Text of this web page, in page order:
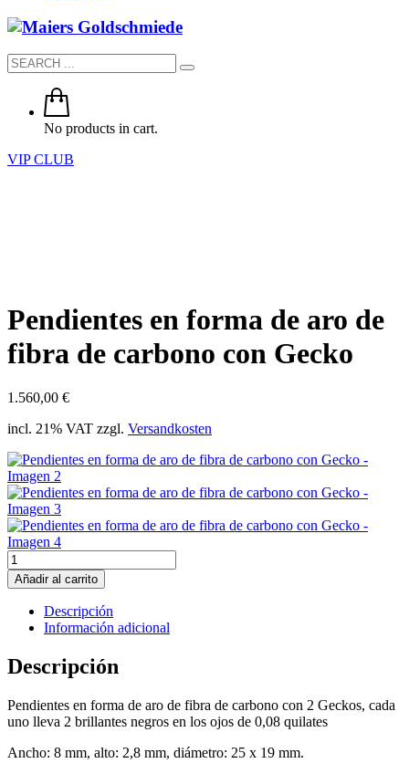
No products in cart.
VIP CLUB
Pendientes en forma de aro de
fibra de carbono con Gecko
1.560,00 €
incl. 21% VAT zzgl. Versandkosten
Pendientes
en
forma
fibra
de
con
Gecko
Añadir al carrito
Descripción
Información adicional
Descripción
Pendientes en forma de aro de fibra de carbono con 2 Geckos, cada
uno lleva 2 brillantes negros en los ojos de 0,08 quilates
Ancho: 8 mm, alto: 2,8 mm, diámetro: 25 x 19 mm.